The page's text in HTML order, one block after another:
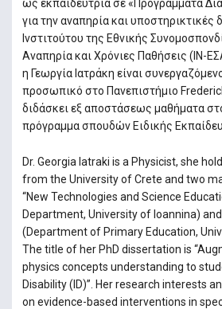
ως εκπαιδεύτρια σε «Προγράμματα
για την αναπηρία και υποστηρικτικές
Ινστιτούτου της Εθνικής
Αναπηρία και Χρόνιες Παθήσεις (ΙΝ-
η Γεωργία Ιατράκη είναι
προσωπικό στο Πανεπιστήμιο
διδάσκει εξ αποστάσεως μαθήματα
πρόγραμμα σπουδών Ειδικής
Dr. Georgia Iatraki is a Physicist, she
from the University of Crete and two
“New Technologies and Science
Department, University of Ioannina) and
(Department of Primary Education,
The title of her PhD dissertation is
physics concepts understanding to
Disability (ID)”. Her research interests
on evidence-based interventions in